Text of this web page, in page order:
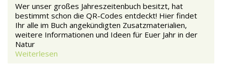
Wer unser großes Jahreszeitenbuch besitzt, hat
bestimmt schon die QR-Codes entdeckt! Hier findet
Ihr alle im Buch angekündigten Zusatzmaterialien,
weitere Informationen und Ideen für Euer Jahr in der
Natur
Weiterlesen